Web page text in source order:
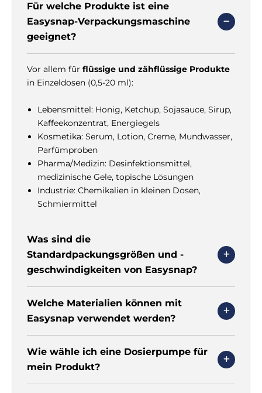
Für welche Produkte ist eine
Easysnap-Verpackungsmaschine
geeignet?
Vor allem für flüssige und zähflüssige Produkte
in Einzeldosen (0,5-20 ml):
Lebensmittel: Honig, Ketchup, Sojasauce, Sirup,
Kaffeekonzentrat, Energiegels
Kosmetika: Serum, Lotion, Creme, Mundwasser,
Parfümproben
Pharma/Medizin: Desinfektionsmittel,
medizinische Gele, topische Lösungen
Industrie: Chemikalien in kleinen Dosen,
Schmiermittel
Was sind die
Standardpackungsgrößen und -
geschwindigkeiten von Easysnap?
Welche Materialien können mit
Easysnap verwendet werden?
Wie wähle ich eine Dosierpumpe für
mein Produkt?